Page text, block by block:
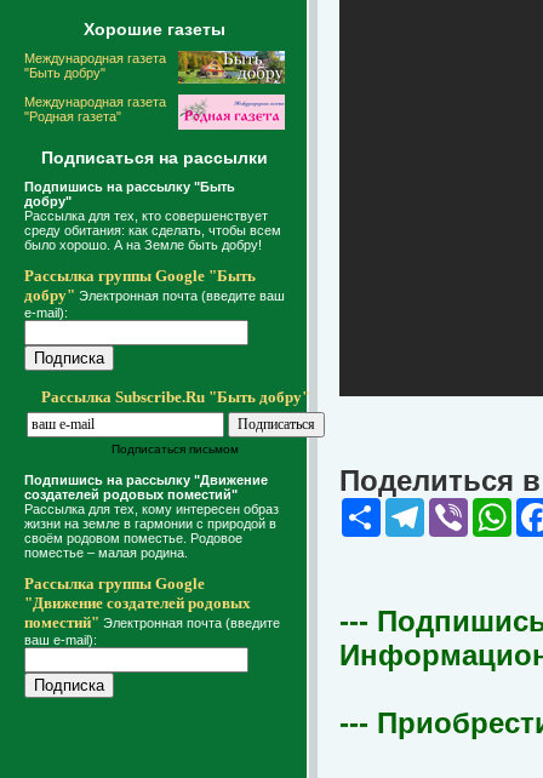
Хорошие газеты
Международная газета
"Быть добру"
Международная газета
"Родная газета"
Подписаться на рассылки
Подпишись на рассылку "Быть
добру"
Рассылка для тех, кто совершенствует
среду обитания: как сделать, чтобы всем
было хорошо. А на Земле быть добру!
Рассылка группы Google "Быть
добру" Электронная почта (введите ваш
e-mail):
Рассылка Subscribe.Ru "Быть добру"
Подписаться письмом
Подпишись на рассылку "Движение
создателей родовых поместий"
Рассылка для тех, кому интересен образ
жизни на земле в гармонии с природой в
своём родовом поместье. Родовое
поместье – малая родина.
Рассылка группы Google
"Движение создателей родовых
поместий" Электронная почта (введите
ваш e-mail):
Поделиться
Share Telegram
Viber
---
---